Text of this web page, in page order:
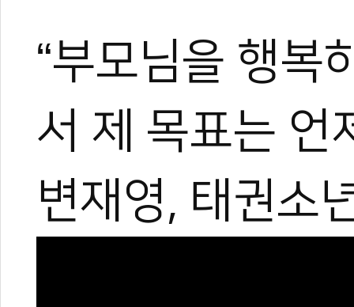
“부모님을 행복
서 제 목표는 언
변재영, 태권소
KTA 양진방 회
경희대, 춘천코